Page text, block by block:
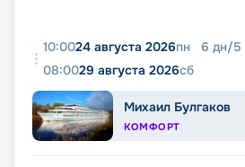
10:0024 августа 2026пн 6 дн/5
08:0029 августа 2026сб
Михаил Булгаков
КОМФОРТ